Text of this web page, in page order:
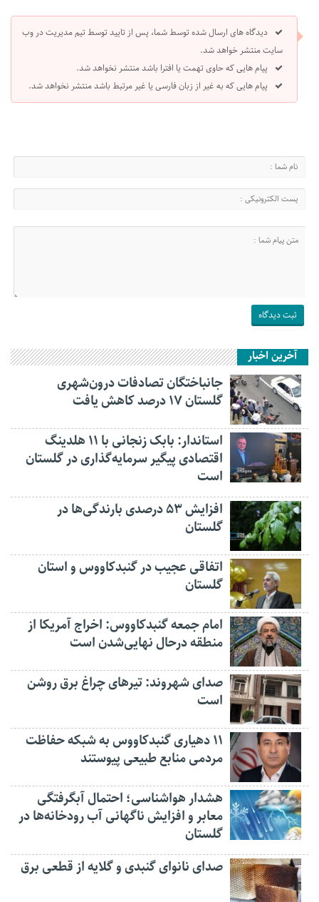
دیدگاه های ارسال شده توسط شما، پس از تایید توسط تیم مدیریت در وب
سایت منتشر خواهد شد.
پیام هایی که حاوی تهمت یا افترا باشد منتشر نخواهد شد.
پیام هایی که به غیر از زبان فارسی یا غیر مرتبط باشد منتشر نخواهد شد.
آخرین اخبار
جانباختگان تصادفات درون‌شهری
گلستان ۱۷ درصد کاهش یافت
استاندار: بابک زنجانی با ۱۱ هلدینگ
اقتصادی پیگیر سرمایه‌گذاری در گلستان
است
افزایش ۵۳ درصدی بارندگی‌ها در
گلستان
اتفاقی عجیب در‌ گنبدکاووس و استان
گلستان
امام جمعه گنبدکاووس: اخراج آمریکا از
منطقه درحال نهایی‌شدن است
صدای شهروند: تیرهای چراغ برق روشن
است
۱۱ دهیاری گنبدکاووس به شبکه حفاظت
مردمی منابع طبیعی پیوستند
هشدار هواشناسی؛ احتمال آبگرفتگی
معابر و افزایش ناگهانی آب رودخانه‌ها در
گلستان
صدای نانوای گنبدی و گلایه از قطعی برق